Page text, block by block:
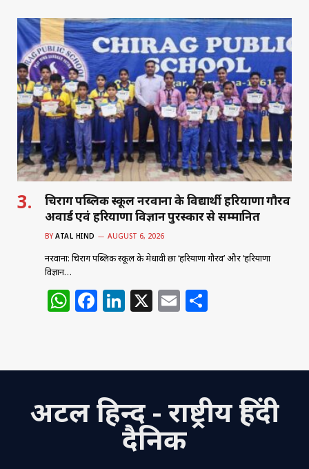
at
s
A
p
p
c
e
b
o
o
k
k
e
dI
n
ai
l
ar
e
चिराग पब्लिक स्कूल नरवाना के विद्यार्थी हरियाणा गौरव
अवार्ड एवं हरियाणा विज्ञान पुरस्कार से सम्मानित
BY ATAL HIND AUGUST 6, 2026
नरवाना: चिराग पब्लिक स्कूल के मेधावी छात्र ‘हरियाणा गौरव’ और ‘हरियाणा
विज्ञान…
W
s
p
p
F
e
o
o
Li
e
n
X E
l e
अटल हिन्द - राष्ट्रीय हिंदी
दैनिक